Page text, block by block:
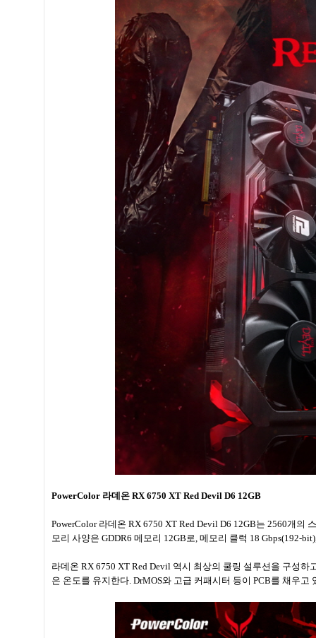
PowerColor 라데온 RX 6750 XT Red Devil D6 12GB
PowerColor 라데온 RX 6750 XT Red Devil D6 12GB는 2560개의
모리 사양은 GDDR6 메모리 12GB로, 메모리 클럭 18 Gbps(192-
라데온 RX 6750 XT Red Devil 역시 최상의 쿨링 설루션을 구성
은 온도를 유지한다. DrMOS와 고급 커패시터 등이 PCB를 채우